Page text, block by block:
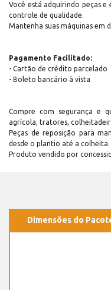
Você está adquirindo peças
controle de qualidade.
Mantenha suas máquinas em
Pagamento Facilitado:
- Cartão de crédito parcelado
- Boleto bancário à vista
Compre com segurança e
agrícola, tratores,
Peças de reposição para
desde o plantio até a colheita.
Produto vendido por
Dimensões do